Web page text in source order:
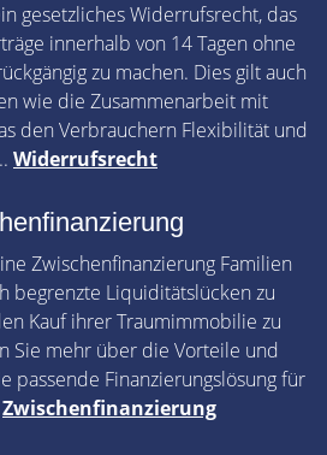
gesetzliches Widerrufsrecht, das
innerhalb von 14 Tagen ohne
zu machen. Dies gilt auch
wie die Zusammenarbeit mit
den Verbrauchern Flexibilität und
Widerrufsrecht
Zwischenfinanzierung Familien
begrenzte Liquiditätslücken zu
Kauf ihrer Traumimmobilie zu
Sie mehr über die Vorteile und
passende Finanzierungslösung für
Zwischenfinanzierung